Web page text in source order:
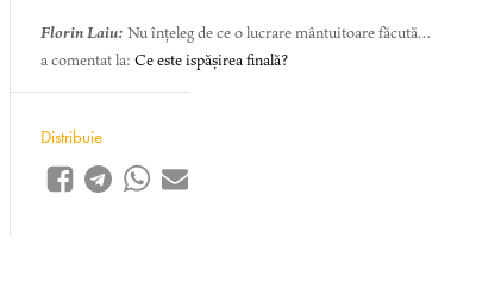
Florin Laiu:Nu înțeleg de ce o lucrare mântuitoare făcută…
a comentat la:Ce este ispășirea finală?
Distribuie